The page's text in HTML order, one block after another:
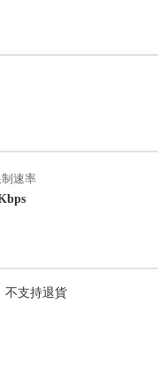
速率
不支持退貨